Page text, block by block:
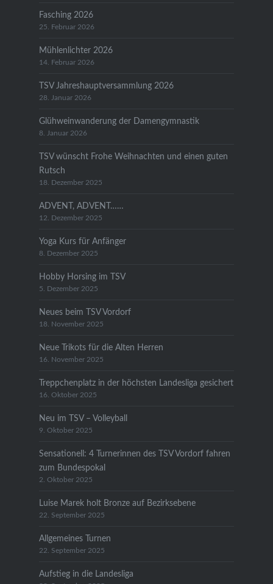
Fasching 2026
25. Februar 2026
Mühlenlichter 2026
14. Februar 2026
TSV Jahreshauptversammlung 2026
28. Januar 2026
Glühweinwanderung der Damengymnastik
8. Januar 2026
TSV wünscht Frohe Weihnachten und einen guten
Rutsch
18. Dezember 2025
ADVENT, ADVENT……
12. Dezember 2025
Yoga Kurs für Anfänger
8. Dezember 2025
Hobby Horsing im TSV
5. Dezember 2025
Neues beim TSV Vordorf
18. November 2025
Neue Trikots für die Alten Herren
16. November 2025
Treppchenplatz in der höchsten Landesliga gesichert
16. Oktober 2025
Neu im TSV – Volleyball
9. Oktober 2025
Sensationell: 4 Turnerinnen des TSV Vordorf fahren
zum Bundespokal
2. Oktober 2025
Luise Marek holt Bronze auf Bezirksebene
22. September 2025
Allgemeines Turnen
22. September 2025
Aufstieg in die Landesliga